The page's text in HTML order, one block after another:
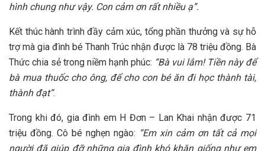
hình chung như vậy. Con cảm ơn rất nhiều ạ”.
Kết thúc hành trình đầy cảm xúc, tổng phần thưởng và sự hỗ
trợ mà gia đình bé Thanh Trúc nhận được là 78 triệu đồng. Bà
Thức chia sẻ trong niềm hạnh phúc: “Bà vui lắm! Tiền này để
bà mua thuốc cho ông, để cho con bé ăn đi học thành tài,
thành đạt”.
Trong khi đó, gia đình em H Đơn – Lan Khai nhận được 71
triệu đồng. Cô bé nghẹn ngào: “Em xin cảm ơn tất cả mọi
người đã giúp đỡ những gia đình khó khăn giống như em